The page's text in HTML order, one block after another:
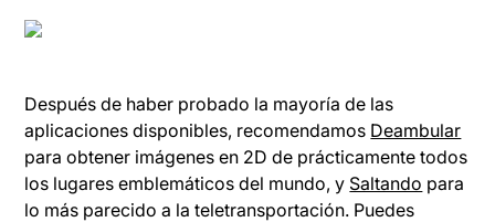
Después de haber probado la mayoría de las
aplicaciones disponibles, recomendamos Deambular
para obtener imágenes en 2D de prácticamente todos
los lugares emblemáticos del mundo, y Saltando para
lo más parecido a la teletransportación. Puedes